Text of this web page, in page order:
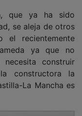
se aleja de otros
el recientemente
ya que no
necesita construir
constructora la
La Mancha es